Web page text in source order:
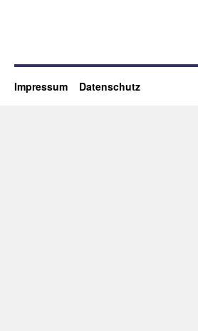
Impressum Datenschutz